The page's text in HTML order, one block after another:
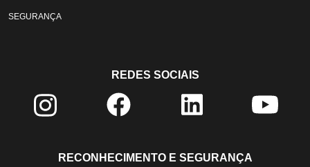
SEGURANÇA
REDES SOCIAIS
RECONHECIMENTO E SEGURANÇA